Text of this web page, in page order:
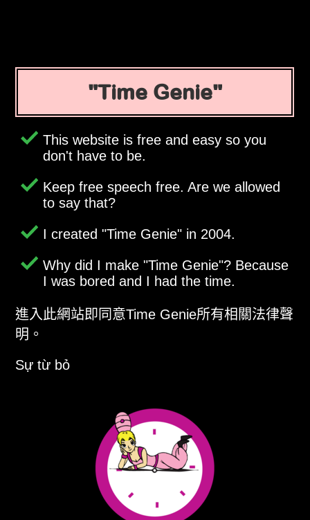
Time Genie
This website is free and easy so you
don't have to be.
Keep free speech free. Are we allowed
to say that?
I created Time Genie in 2004.
Why did I make Time Genie ? Because
I was bored and I had the time.
進入此網站即同意Time Genie所有相關法律聲
明。
Sự từ bỏ